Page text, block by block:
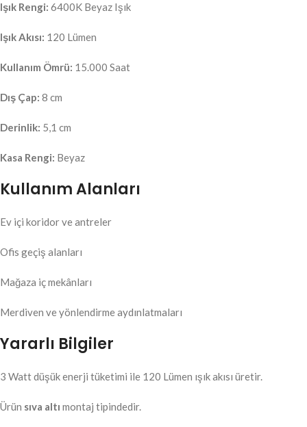
Işık Rengi: 6400K Beyaz Işık
Işık Akısı: 120 Lümen
Kullanım Ömrü: 15.000 Saat
Dış Çap: 8 cm
Derinlik: 5,1 cm
Kasa Rengi: Beyaz
Kullanım Alanları
Ev içi koridor ve antreler
Ofis geçiş alanları
Mağaza iç mekânları
Merdiven ve yönlendirme aydınlatmaları
Yararlı Bilgiler
3 Watt düşük enerji tüketimi ile 120 Lümen ışık akısı üretir.
Ürün sıva altı montaj tipindedir.